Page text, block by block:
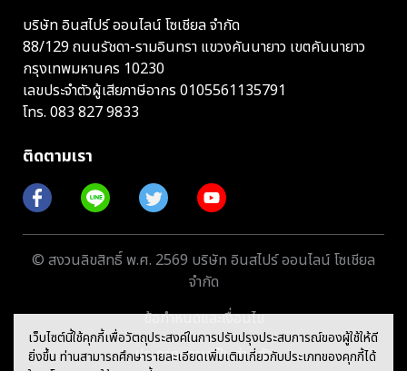
เว็บไซต์นี้ใช้คุกกี้เพื่อวัตถุประสงค์ในการปรับปรุงประสบการณ์ของผู้ใช้ให้ดี
ยิ่งขึ้น ท่านสามารถศึกษารายละเอียดเพิ่มเติมเกี่ยวกับประเภทของคุกกี้ได้
บริษัท อินสไปร์ ออนไลน์ โซเชียล จำกัด
88/129 ถนนรัชดา-รามอินทรา แขวงคันนายาว เขตคันนายาว
กรุงเทพมหานคร 10230
เลขประจำตัวผู้เสียภาษีอากร 0105561135791
โทร. 083 827 9833
ติดตามเรา
© สงวนลิขสิทธิ์ พ.ศ. 2569 บริษัท อินสไปร์ ออนไลน์ โซเชียล
จำกัด
ข้อกำหนดและเงื่อนไข
ประกาศความเป็นส่วนตัว